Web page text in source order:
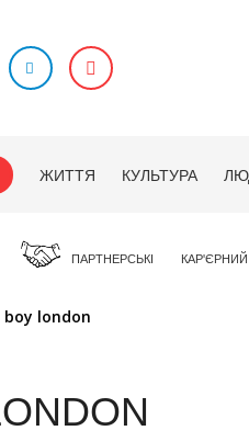
ЖИТТЯ КУЛЬТУРА
ПАРТНЕРСЬКІ КАР'ЄРНИЙ
boy london